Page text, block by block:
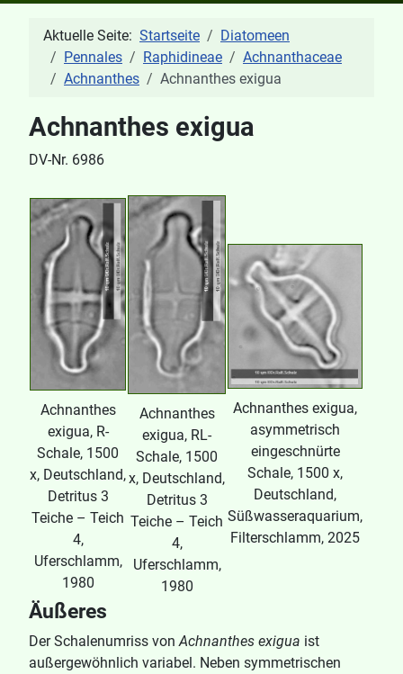
Aktuelle Seite: Startseite
Diatomeen
Pennales
Raphidineae
Achnanthaceae
Achnanthes
Achnanthes exigua
Achnanthes exigua
DV-Nr. 6986
Achnanthes
exigua, R-
Schale, 1500
x, Deutschland,
Detritus 3
Teiche – Teich
4,
Uferschlamm,
1980
Achnanthes
exigua, RL-
Schale, 1500
x, Deutschland,
Detritus 3
Teiche – Teich
4,
Uferschlamm,
1980
Achnanthes exigua,
asymmetrisch
eingeschnürte
Schale, 1500 x,
Deutschland,
Süßwasseraquarium,
Filterschlamm, 2025
Äußeres
Der Schalenumriss von Achnanthes exigua ist
außergewöhnlich variabel. Neben symmetrischen